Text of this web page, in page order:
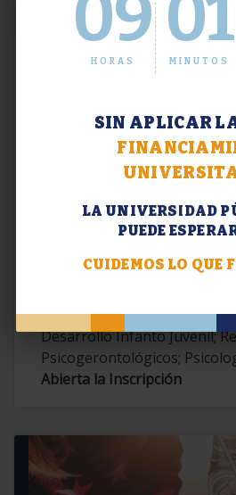
09
HORAS
01
MINUTOS
SIN APLICAR
LA UNIVERSIDAD
PUEDE
CUIDEMOS LO QUE
Extensión.
Contemporáneas;
Desarrollo Infanto Juvenil;
Psicogerontológicos;
Abierta la Inscripción